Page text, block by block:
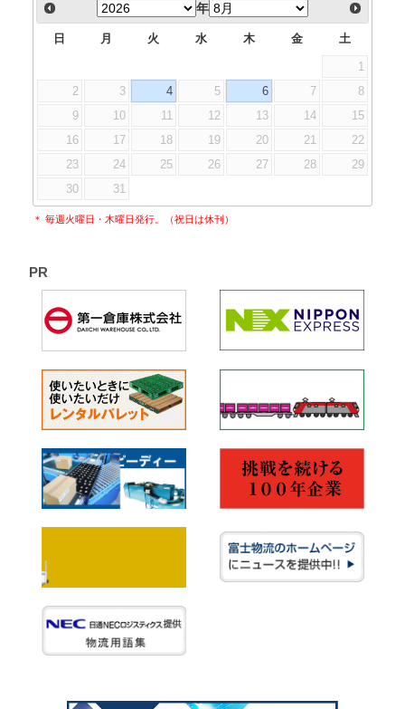
年
日 月 火 水 木 金 土
1
2
3 4 5 6 7
8
9
10 11 12 13 14
15
16
17 18 19 20 21
22
23
24 25 26 27 28
29
30
31
＊ 毎週火曜日・木曜日発行。（祝日は休刊）